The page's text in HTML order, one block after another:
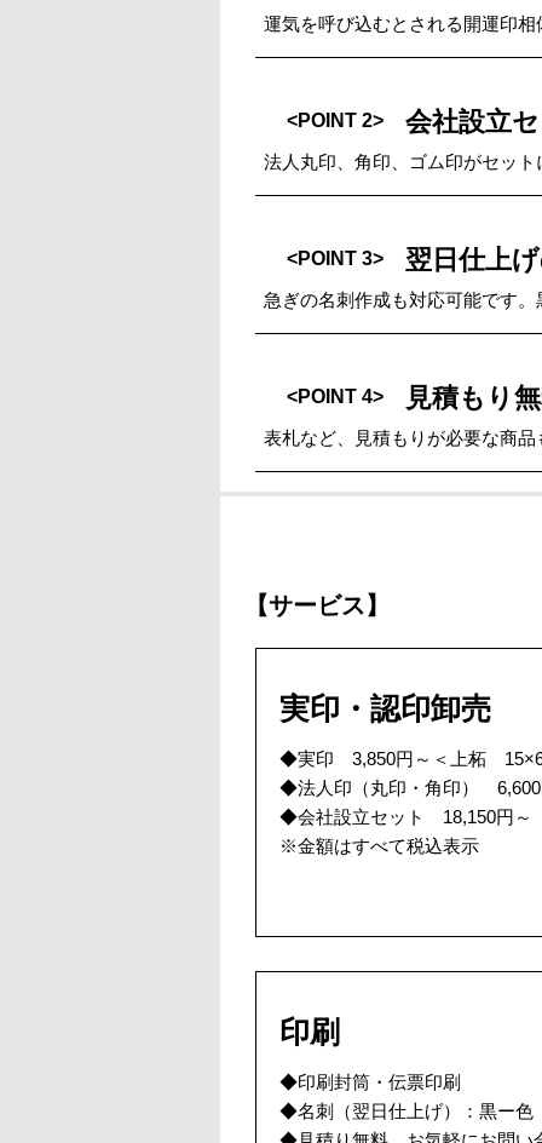
運気を呼び込むとされる開運印相
<POINT 2> 会社設立
法人丸印、角印、ゴム印がセット
<POINT 3> 翌日仕上
急ぎの名刺作成も対応可能です。
<POINT 4> 見積もり
表札など、見積もりが必要な商品
【サービス】
実印・認印卸売
◆実印 3,850円～＜上柘
◆法人印（丸印・角印）
◆会社設立セット 18,150円～
※金額はすべて税込表示
印刷
◆印刷封筒・伝票印刷
◆名刺（翌日仕上げ）：黒ー